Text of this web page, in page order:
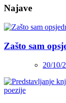
Najave
Zašto sam
20/10/